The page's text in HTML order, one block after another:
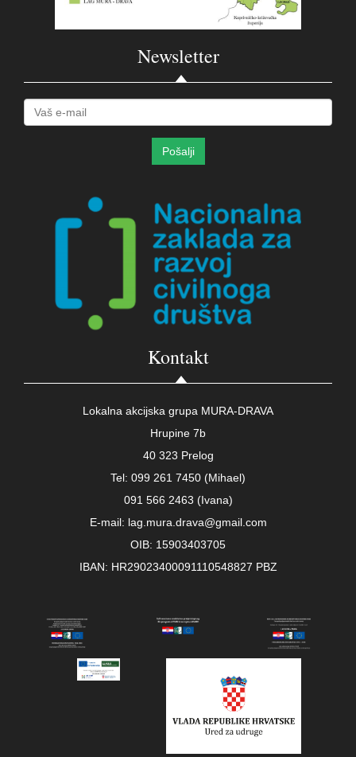
Newsletter
Kontakt
Lokalna akcijska grupa MURA-DRAVA
Hrupine 7b
40 323 Prelog
Tel: 099 261 7450 (Mihael)
091 566 2463 (Ivana)
E-mail: lag.mura.drava@gmail.com
OIB: 15903403705
IBAN: HR29023400091110548827 PBZ